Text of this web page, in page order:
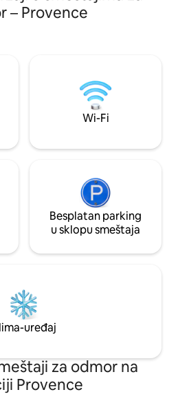
prostorom za
terasa sa
– Provence
Wi-Fi
Besplatan parking
u sklopu smeštaja
uređaj
za odmor na
Provence